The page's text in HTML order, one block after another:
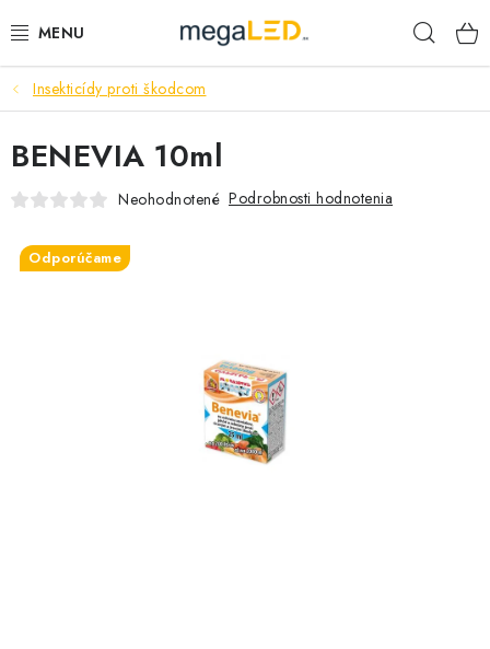
na
PRIEMYSEL
SVIETIDLÁ
ŽIAROVKY A TRUBICE
PRACOVNÉ SVIETIDLÁ
Insekticídy proti škodcom
BENEVIA 10ml
Neohodnotené Podrobnosti hodnotenia
Odporúčame